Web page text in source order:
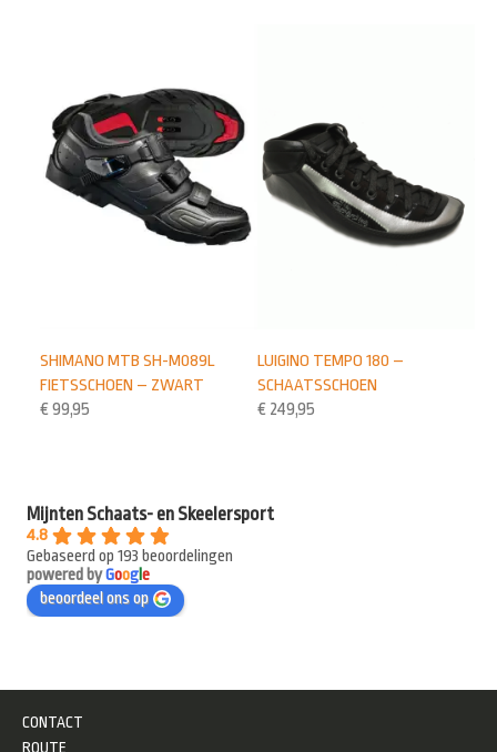
LUIGINO TEMPO 180 –
SCHAATSSCHOEN
€ 249,95
SHIMANO MTB SH-M089L
FIETSSCHOEN – ZWART
€ 99,95
Mijnten Schaats- en Skeelersport
4.8
Gebaseerd op 193 beoordelingen
powered byGooge
beoordeel ons op
CONTACT
ROUTE